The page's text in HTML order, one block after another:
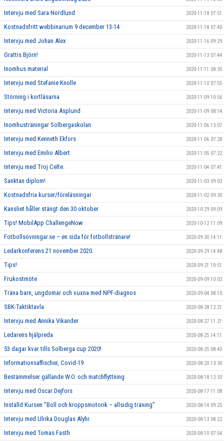
Intervju med Sara Nordlund 2020-11-18 07:51
Kostnadsfritt webbinarium 9 december 13-14 2020-11-18 07:40
Intervju med Johan Alex 2020-11-16 09:29
Grattis Björn! 2020-11-13 07:44
Inomhus material 2020-11-11 08:35
Intervju med Stefanie Knolle 2020-11-10 07:55
Störning i kortläsarna 2020-11-09 10:56
Intervju med Victoria Asplund 2020-11-09 08:14
Inomhusträningar Solbergaskolan 2020-11-06 13:07
Intervju med Kenneth Ekfors 2020-11-06 07:28
Intervju med Emilio Albert 2020-11-05 07:22
Intervju med Troj Celte. 2020-11-04 07:41
Sanktan diplom! 2020-11-03 09:03
Kostnadsfria kurser/föreläsningar 2020-11-02 09:30
Kansliet håller stängt den 30 oktober 2020-10-29 09:09
Tips! MobilApp ChallengeNow 2020-10-12 11:09
Fotbollsövningar.se – en sida för fotbollstränare! 2020-09-30 14:11
Ledarkonferens 21 november 2020. 2020-09-29 14:48
Tips! 2020-09-21 10:51
Frukostmöte 2020-09-09 10:02
Träna barn, ungdomar och vuxna med NPF-diagnos 2020-09-04 08:10
SBK-Taktiktavla 2020-08-28 12:21
Intervju med Annika Vikander 2020-08-27 11:21
Ledarens hjälpreda 2020-08-25 14:11
53 dagar kvar tills Solberga cup 2020! 2020-08-25 08:40
Informationsaffischer, Covid-19 2020-08-20 13:30
Bestämmelser gällande W.O. och matchflyttning 2020-08-18 12:33
Intervju med Oscar Dejfors 2020-08-17 11:08
Inställd Kursen ”Boll och kroppsmotorik – allsidig träning” 2020-08-14 09:25
Intervju med Ulrika Douglas Alyhr. 2020-08-13 08:22
Intervju med Tomas Fasth 2020-08-10 07:54